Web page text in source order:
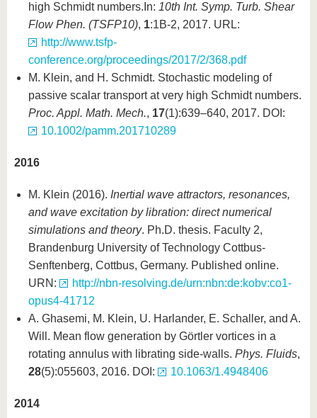
high Schmidt numbers. In: 10th Int. Symp. Turb. Shear
Flow Phen. (TSFP10), 1:1B-2, 2017. URL:
http://www.tsfp-
conference.org/proceedings/2017/2/368.pdf
M. Klein, and H. Schmidt. Stochastic modeling of
passive scalar transport at very high Schmidt numbers.
Proc. Appl. Math. Mech., 17(1):639–640, 2017. DOI:
10.1002/pamm.201710289
2016
M. Klein (2016). Inertial wave attractors, resonances,
and wave excitation by libration: direct numerical
simulations and theory. Ph.D. thesis. Faculty 2,
Brandenburg University of Technology Cottbus-
Senftenberg, Cottbus, Germany. Published online.
URN:
http://nbn-resolving.de/urn:nbn:de:kobv:co1-
opus4-41712
A. Ghasemi, M. Klein, U. Harlander, E. Schaller, and A.
Will. Mean flow generation by Görtler vortices in a
rotating annulus with librating side-walls. Phys. Fluids,
28(5):055603, 2016. DOI: 10.1063/1.4948406
2014